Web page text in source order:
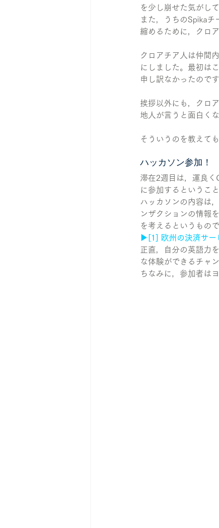
を少し崩せた気がして
また，うちのSpika
縮めるために，クロ
クロアチア人は仲間
にしました。最初は
申し訳なかったので
挨拶以外にも，クロ
地人が言うと面白く
そういうのを教えて
ハッカソン参加！
滞在2週目は，運良
に参加するというこ
ハッカソンの内容は
ンザクションの情報
を考えるというもので
▶︎[1] 欧州の決済サー
正直，自分の英語力
な体験ができるチャ
ちなみに，参加者は